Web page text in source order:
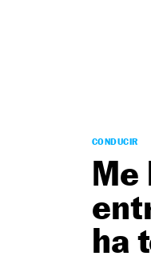
CONDUCIR
Me
ha